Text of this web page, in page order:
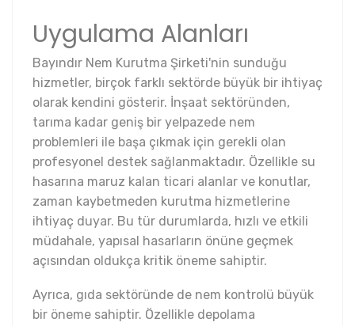
Uygulama Alanları
Bayındır Nem Kurutma Şirketi'nin sunduğu
hizmetler, birçok farklı sektörde büyük bir ihtiyaç
olarak kendini gösterir. İnşaat sektöründen,
tarıma kadar geniş bir yelpazede nem
problemleri ile başa çıkmak için gerekli olan
profesyonel destek sağlanmaktadır. Özellikle su
hasarına maruz kalan ticari alanlar ve konutlar,
zaman kaybetmeden kurutma hizmetlerine
ihtiyaç duyar. Bu tür durumlarda, hızlı ve etkili
müdahale, yapısal hasarların önüne geçmek
açısından oldukça kritik öneme sahiptir.
Ayrıca, gıda sektöründe de nem kontrolü büyük
bir öneme sahiptir. Özellikle depolama